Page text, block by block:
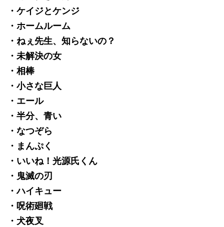
・ケイジとケンジ
・ホームルーム
・ねぇ先生、知らないの？
・未解決の女
・相棒
・小さな巨人
・エール
・半分、青い
・なつぞら
・まんぷく
・いいね！光源氏くん
・鬼滅の刃
・ハイキュー
・呪術廻戦
・犬夜叉